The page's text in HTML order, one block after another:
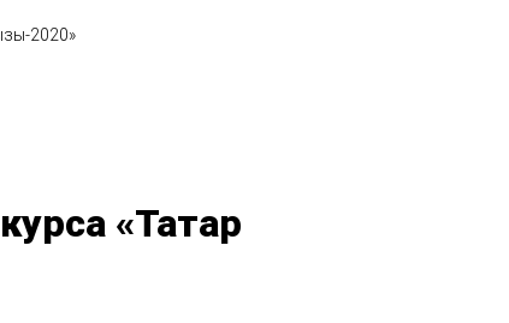
2020»
«Татар